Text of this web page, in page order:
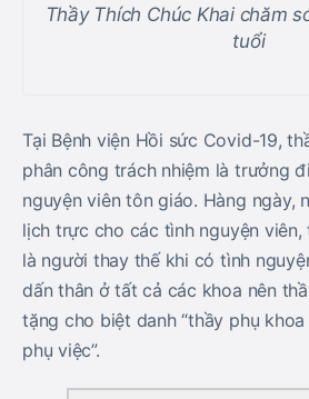
Thầy Thích Chúc Khai chăm
tuổi
Tại Bệnh viện Hồi sức Covid-19,
phân công trách nhiệm là trưởng
nguyện viên tôn giáo. Hàng ngày,
lịch trực cho các tình nguyện viên,
là người thay thế khi có tình
dấn thân ở tất cả các khoa nên
tặng cho biệt danh “thầy phụ
phụ việc”.